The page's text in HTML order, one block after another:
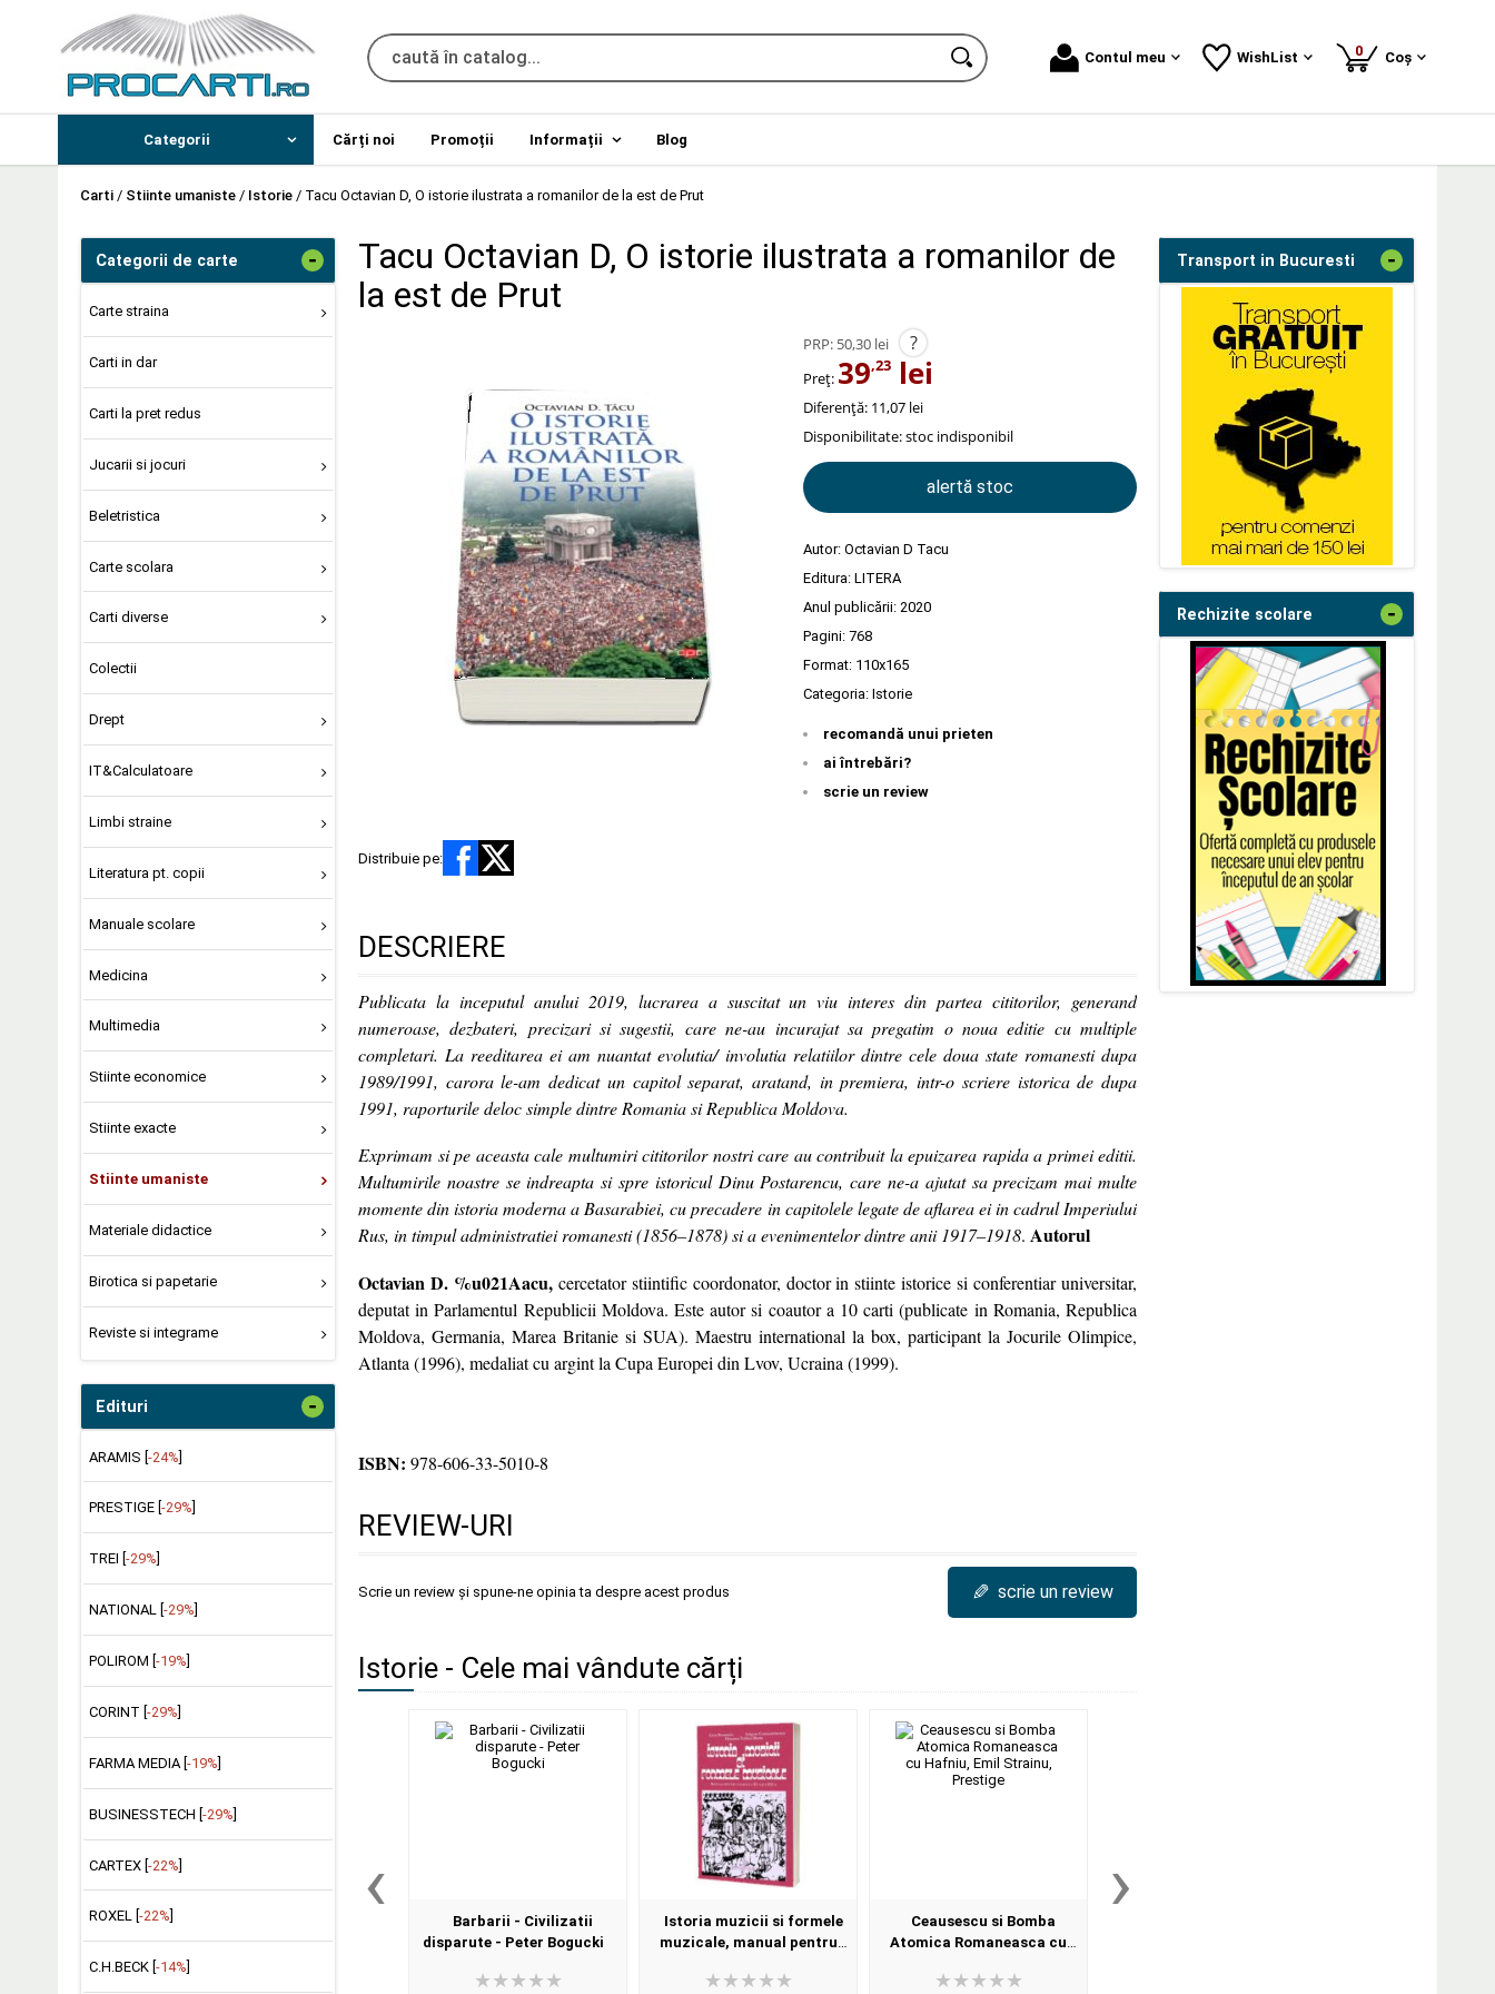
Contul meu WishList 0produse
Coș
Categorii Cărți noi Promoții Informații Blog
Carti / Stiinte umaniste / Istorie / Tacu Octavian D, O istorie ilustrata a romanilor de la est de Prut
Categorii de carte -
Carte straina
Carti in dar
Carti la pret redus
Jucarii si jocuri
Beletristica
Carte scolara
Carti diverse
Colectii
Drept
IT&Calculatoare
Limbi straine
Literatura pt. copii
Manuale scolare
Medicina
Multimedia
Stiinte economice
Stiinte exacte
Stiinte umaniste
Materiale didactice
Birotica si papetarie
Reviste si integrame
Edituri -
ARAMIS [-24%]
PRESTIGE [ -29%
TREI [ -29%
NATIONAL [ -29%
POLIROM [ -19%
CORINT [ -29%
FARMA MEDIA [ -19%
BUSINESSTECH [-29%]
CARTEX [-22%]
ROXEL [ -22%
C.H.BECK [ -14%
Tacu Octavian D, O istorie ilustrata a romanilor de
la est de Prut
PRP: 50,30 lei ?
Preț: 39,23 lei
Diferență: 11,07 lei
Disponibilitate:stoc indisponibil
alertă stoc
Autor: Octavian D Tacu
Editura: LITERA
Anul publicării: 2020
Pagini: 768
Format: 110x165
Categoria: Istorie
recomandă unui prieten
ai întrebări?
scrie un review
Distribuie pe:
DESCRIERE
Publicata la inceputul anului 2019, lucrarea a suscitat un viu interes din partea cititorilor, generand
numeroase, dezbateri, precizari si sugestii, care ne-au incurajat sa pregatim o noua editie cu multiple
completari. La reeditarea ei am nuantat evolutia/ involutia relatiilor dintre cele doua state romanesti dupa
1989/1991, carora le-am dedicat un capitol separat, aratand, in premiera, intr-o scriere istorica de dupa
1991, raporturile deloc simple dintre Romania si Republica Moldova.
Exprimam si pe aceasta cale multumiri cititorilor nostri care au contribuit la epuizarea rapida a primei editii.
Multumirile noastre se indreapta si spre istoricul Dinu Postarencu, care ne-a ajutat sa precizam mai multe
momente din istoria moderna a Basarabiei, cu precadere in capitolele legate de aflarea ei in cadrul Imperiului
Rus, in timpul administratiei romanesti (1856–1878) si a evenimentelor dintre anii 1917–1918. Autorul
Octavian D. %u021Aacu,cercetator stiintific coordonator, doctor in stiinte istorice si conferentiar universitar,
deputat in Parlamentul Republicii Moldova. Este autor si coautor a 10 carti (publicate in Romania, Republica
Moldova, Germania, Marea Britanie si SUA). Maestru international la box, participant la Jocurile Olimpice,
Atlanta (1996), medaliat cu argint la Cupa Europei din Lvov, Ucraina (1999).
ISBN: 978-606-33-5010-8
REVIEW-URI
Scrie un review și spune-ne opinia ta despre acest produs ✎ scrie un review
Istorie - Cele mai vândute cărți
‹
Barbarii - Civilizatii
disparute - Peter Bogucki
Istoria muzicii si formele
muzicale, manual pentru
Ceausescu si Bomba
Atomica Romaneasca cu
Prestige
›
Transport in Bucuresti -
Rechizite scolare -